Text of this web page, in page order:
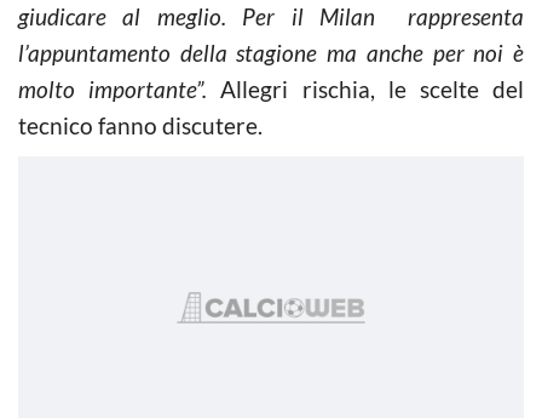
giudicare al meglio. Per il Milan rappresenta
l’appuntamento della stagione ma anche per noi è
molto importante”.Allegri rischia, le scelte del
tecnico fanno discutere.